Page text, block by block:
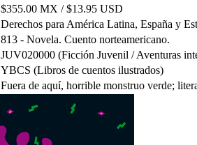
$355.00 MX / $13.95 USD
Derechos para América Latina, España y
813 - Novela. Cuento norteamericano.
JUV020000 (Ficción Juvenil / Aventuras
YBCS (Libros de cuentos ilustrados)
Fuera de aquí, horrible monstruo verde;